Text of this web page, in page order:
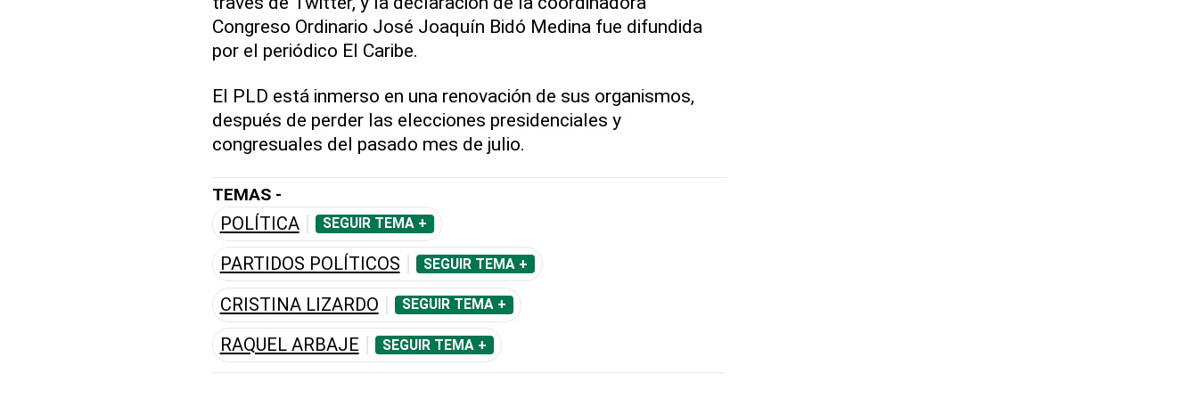
Congreso Ordinario José Joaquín Bidó Medina fue difundida
por el periódico El Caribe.
El PLD está inmerso en una renovación de sus organismos,
después de perder las elecciones presidenciales y
congresuales del pasado mes de julio.
TEMAS -
POLÍTICA SEGUIR TEMA +
PARTIDOS POLÍTICOS SEGUIR TEMA +
CRISTINA LIZARDO SEGUIR TEMA +
RAQUEL ARBAJE SEGUIR TEMA +